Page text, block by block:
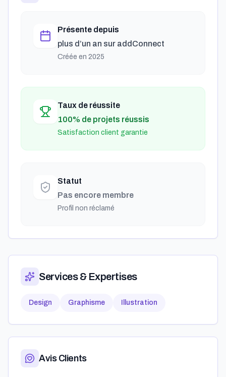
Présente depuis
plus d’un an sur addConnect
Créée en 2025
Taux de réussite
100% de projets réussis
Satisfaction client garantie
Statut
Pas encore membre
Profil non réclamé
Services & Expertises
Design Graphisme Illustration
Avis Clients